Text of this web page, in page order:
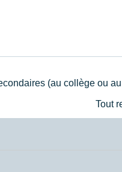
(au collège ou
Tout